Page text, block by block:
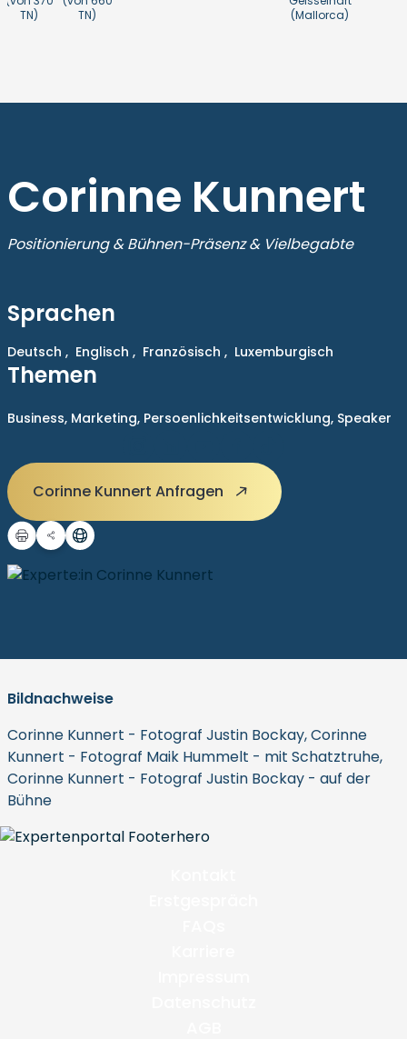
TN)
TN)
(Mallorca)
Corinne Kunnert
Positionierung & Bühnen-Präsenz & Vielbegabte
Sprachen
Deutsch , Englisch , Französisch , Luxemburgisch
Themen
Business, Marketing, Persoenlichkeitsentwicklung, Speaker
Corinne Kunnert Anfragen
Bildnachweise
Corinne Kunnert - Fotograf Justin Bockay, Corinne
Kunnert - Fotograf Maik Hummelt - mit Schatztruhe,
Corinne Kunnert - Fotograf Justin Bockay - auf der
Bühne